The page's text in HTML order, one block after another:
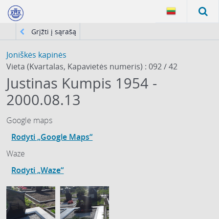
Grįžti į sąrašą
Joniškės kapinės
Vieta (Kvartalas, Kapavietės numeris) : 092 / 42
Justinas Kumpis 1954 -
2000.08.13
Google maps
Rodyti „Google Maps“
Waze
Rodyti „Waze“